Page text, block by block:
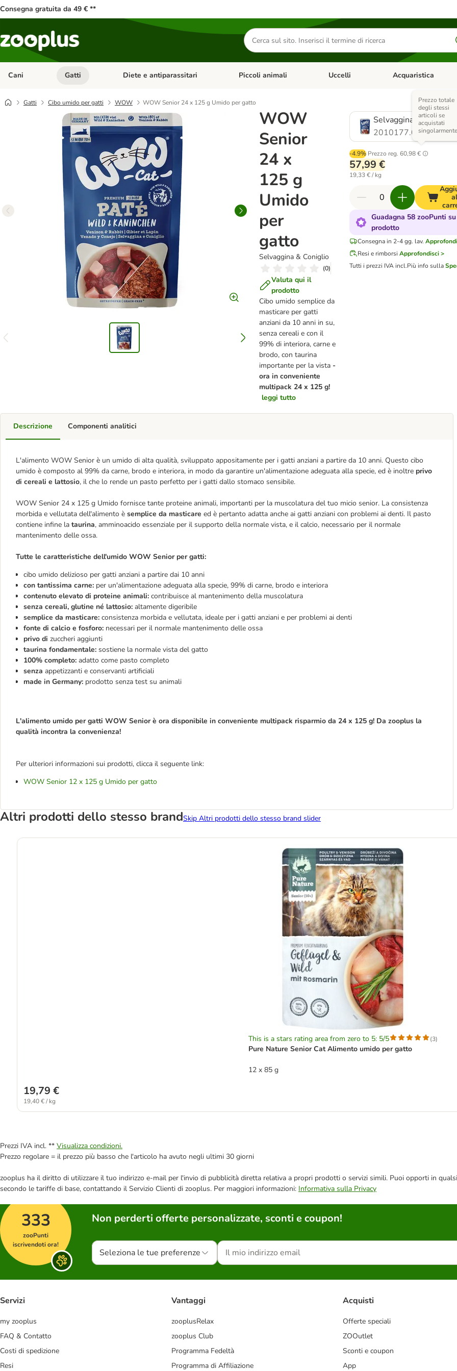
Consegna gratuita da 49 € **
Cerca
prodotti
Cani Apri Menu Categoria: Cani
Gatti Apri Menu Categoria: Gatti
Diete e antiparassitari Apri Menu Categoria: Diete e antiparassitari
Piccoli animali Apri Menu Categoria: Piccoli animali
Uccelli Apri Menu Categoria:
Acquaristica
Gatti Cibo umido per gatti WOW WOW Senior 24 x 125 g Umido per gatto
WOW
Senior
24 x
125 g
Umido
per
gatto
Selvaggina & Coniglio
(0)
Valuta qui il
prodotto
Cibo umido semplice da
masticare per gatti
anziani da 10 anni in su,
senza cereali e con il
99% di interiora, carne e
brodo, con taurina
importante per la vista -
ora in conveniente
multipack 24 x 125 g!
leggi tutto
Selvaggina & Coniglio
2010177.0
-4.9% Prezzo reg. 60,98 €
Prezzo totale
degli stessi
articoli se
acquistati
singolarmente
57,99 €
19,33 € / kg
Guadagna 58 zooPunti
prodotto
Consegna in 2-4 gg. lav.
Resi e rimborsi Approfondisci >
Tutti i prezzi IVA incl.Più info sulla
Descrizione
L'alimento WOW Senior è un umido di alta qualità, sviluppato appositamente per i gatti anziani a partire da 10 anni. Questo cibo
umido è composto al 99% da carne, brodo e interiora, in modo da garantire un'alimentazione adeguata alla specie, ed è inoltre privo
di cereali e lattosio, il che lo rende un pasto perfetto per i gatti dallo stomaco sensibile.
WOW Senior 24 x 125 g Umido fornisce tante proteine animali, importanti per la muscolatura del tuo micio senior. La consistenza
morbida e vellutata dell'alimento è semplice da masticare ed è pertanto adatta anche ai gatti anziani con problemi ai denti. Il pasto
contiene infine la taurina, amminoacido essenziale per il supporto della normale vista, e il calcio, necessario per il normale
mantenimento delle ossa.
Tutte le caratteristiche dell'umido WOW Senior per gatti:
cibo umido delizioso per gatti anziani a partire dai 10 anni
con tantissima carne: per un'alimentazione adeguata alla specie, 99% di carne, brodo e interiora
contenuto elevato di proteine animali: contribuisce al mantenimento della muscolatura
senza cereali, glutine né lattosio: altamente digeribile
semplice da masticare: consistenza morbida e vellutata, ideale per i gatti anziani e per problemi ai denti
fonte di calcio e fosforo: necessari per il normale mantenimento delle ossa
privo di zuccheri aggiunti
taurina fondamentale: sostiene la normale vista del gatto
100% completo: adatto come pasto completo
senza appetizzanti e conservanti artificiali
made in Germany: prodotto senza test su animali
L'alimento umido per gatti WOW Senior è ora disponibile in conveniente multipack risparmio da 24 x 125 g! Da zooplus la
qualità incontra la convenienza!
Per ulteriori informazioni sui prodotti, clicca il seguente link:
WOW Senior 12 x 125 g Umido per gatto
Componenti analitici
Altri prodotti dello stesso brandSkip Altri prodotti dello stesso brand slider
This is a stars rating area from zero to 5: 5/5 (3)
Pure Nature Senior Cat Alimento umido per gatto
12 x 85 g
19,79 €
19,40 € / kg
Prezzi IVA incl. ** Visualizza condizioni.
Prezzo regolare = il prezzo più basso che l'articolo ha avuto negli ultimi 30 giorni
zooplus ha il diritto di utilizzare il tuo indirizzo e-mail per l'invio di pubblicità diretta relativa a propri prodotti o servizi simili. Puoi opporti in
secondo le tariffe di base, contattando il Servizio Clienti di zooplus. Per maggiori informazioni: Informativa sulla Privacy
333
zooPunti
iscrivendoti ora!
Non perderti offerte personalizzate, sconti e coupon!
Seleziona le tue preferenze
Servizi
my zooplus
FAQ & Contatto
Costi di spedizione
Resi
Vantaggi
zooplusRelax
zooplus Club
Programma Fedeltà
Programma di Affiliazione
Acquisti
Offerte speciali
ZOOutlet
Sconti e coupon
App